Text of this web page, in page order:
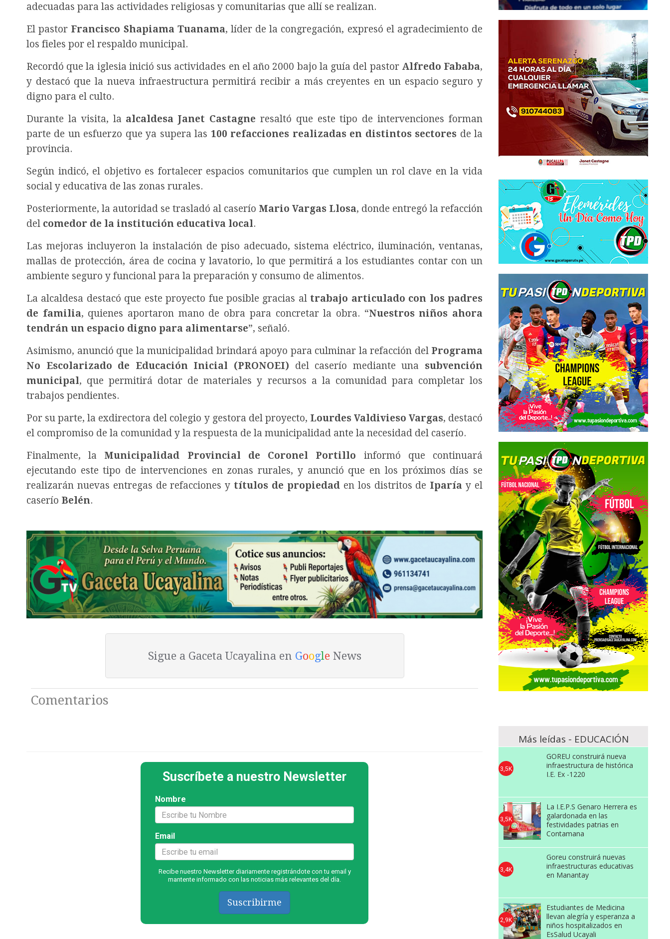
adecuadas para las actividades religiosas y comunitarias que allí se realizan.
El pastor Francisco Shapiama Tuanama, líder de la congregación, expresó el agradecimiento de
los fieles por el respaldo municipal.
Recordó que la iglesia inició sus actividades en el año 2000 bajo la guía del pastor Alfredo Fababa,
y destacó que la nueva infraestructura permitirá recibir a más creyentes en un espacio seguro y
digno para el culto.
Durante la visita, la alcaldesa Janet Castagne resaltó que este tipo de intervenciones forman
parte de un esfuerzo que ya supera las 100 refacciones realizadas en distintos sectores de la
provincia.
Según indicó, el objetivo es fortalecer espacios comunitarios que cumplen un rol clave en la vida
social y educativa de las zonas rurales.
Posteriormente, la autoridad se trasladó al caserío Mario Vargas Llosa, donde entregó la refacción
del comedor de la institución educativa local.
Las mejoras incluyeron la instalación de piso adecuado, sistema eléctrico, iluminación, ventanas,
mallas de protección, área de cocina y lavatorio, lo que permitirá a los estudiantes contar con un
ambiente seguro y funcional para la preparación y consumo de alimentos.
La alcaldesa destacó que este proyecto fue posible gracias al trabajo articulado con los padres
de familia, quienes aportaron mano de obra para concretar la obra. “Nuestros niños ahora
tendrán un espacio digno para alimentarse”, señaló.
Asimismo, anunció que la municipalidad brindará apoyo para culminar la refacción del Programa
No Escolarizado de Educación Inicial (PRONOEI) del caserío mediante una subvención
municipal, que permitirá dotar de materiales y recursos a la comunidad para completar los
trabajos pendientes.
Por su parte, la exdirectora del colegio y gestora del proyecto, Lourdes Valdivieso Vargas, destacó
el compromiso de la comunidad y la respuesta de la municipalidad ante la necesidad del caserío.
Finalmente, la Municipalidad Provincial de Coronel Portillo informó que continuará
ejecutando este tipo de intervenciones en zonas rurales, y anunció que en los próximos días se
realizarán nuevas entregas de refacciones y títulos de propiedaden los distritos de Iparía y el
caserío Belén.
Sigue a Gaceta Ucayalina en GoogleNews
Comentarios
Suscríbete a nuestro Newsletter
Nombre
Email
Recibe nuestro Newsletter diariamente registrándote con tu email y
mantente informado con las noticias más relevantes del día.
Suscribirme
Más leídas - EDUCACIÓN
GOREU construirá nueva
infraestructura de histórica
I.E. Ex -1220
3,5K
La I.E.P.S Genaro Herrera es
galardonada en las
festividades patrias en
Contamana
3,5K
Goreu construirá nuevas
infraestructuras educativas
en Manantay
3,4K
Estudiantes de Medicina
llevan alegría y esperanza a
niños hospitalizados en
EsSalud Ucayali
2,9K